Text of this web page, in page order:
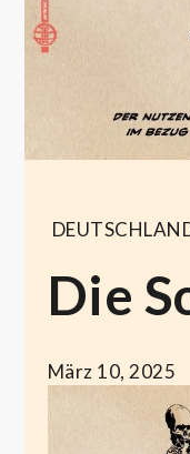
Die
März 10, 2025